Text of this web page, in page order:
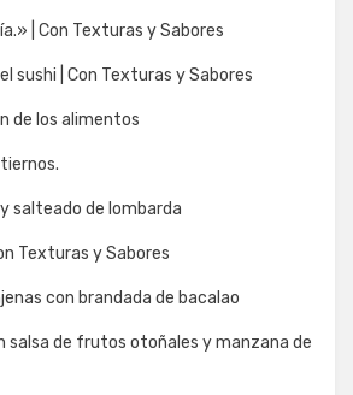
| Con Texturas y Sabores
sushi | Con Texturas y Sabores
de los alimentos
salteado de lombarda
Texturas y Sabores
con brandada de bacalao
salsa de frutos otoñales y manzana de